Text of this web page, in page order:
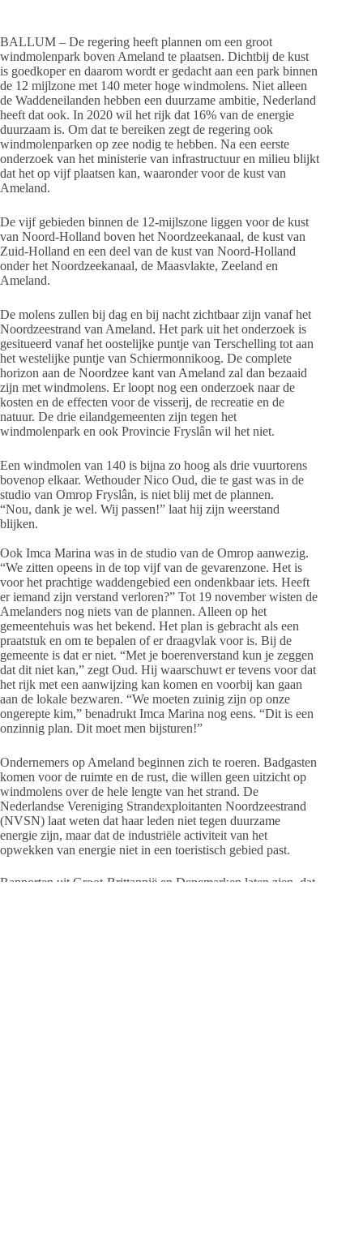
BALLUM – De regering heeft plannen om een groot
windmolenpark boven Ameland te plaatsen. Dichtbij de kust
is goedkoper en daarom wordt er gedacht aan een park binnen
de 12 mijlzone met 140 meter hoge windmolens. Niet alleen
de Waddeneilanden hebben een duurzame ambitie, Nederland
heeft dat ook. In 2020 wil het rijk dat 16% van de energie
duurzaam is. Om dat te bereiken zegt de regering ook
windmolenparken op zee nodig te hebben. Na een eerste
onderzoek van het ministerie van infrastructuur en milieu blijkt
dat het op vijf plaatsen kan, waaronder voor de kust van
Ameland.
De vijf gebieden binnen de 12-mijlszone liggen voor de kust
van Noord-Holland boven het Noordzeekanaal, de kust van
Zuid-Holland en een deel van de kust van Noord-Holland
onder het Noordzeekanaal, de Maasvlakte, Zeeland en
Ameland.
De molens zullen bij dag en bij nacht zichtbaar zijn vanaf het
Noordzeestrand van Ameland. Het park uit het onderzoek is
gesitueerd vanaf het oostelijke puntje van Terschelling tot aan
het westelijke puntje van Schiermonnikoog. De complete
horizon aan de Noordzee kant van Ameland zal dan bezaaid
zijn met windmolens. Er loopt nog een onderzoek naar de
kosten en de effecten voor de visserij, de recreatie en de
natuur. De drie eilandgemeenten zijn tegen het
windmolenpark en ook Provincie Fryslân wil het niet.
Een windmolen van 140 is bijna zo hoog als drie vuurtorens
bovenop elkaar. Wethouder Nico Oud, die te gast was in de
studio van Omrop Fryslân, is niet blij met de plannen.
“Nou, dank je wel. Wij passen!” laat hij zijn weerstand
blijken.
Ook Imca Marina was in de studio van de Omrop aanwezig.
“We zitten opeens in de top vijf van de gevarenzone. Het is
voor het prachtige waddengebied een ondenkbaar iets. Heeft
er iemand zijn verstand verloren?” Tot 19 november wisten de
Amelanders nog niets van de plannen. Alleen op het
gemeentehuis was het bekend. Het plan is gebracht als een
praatstuk en om te bepalen of er draagvlak voor is. Bij de
gemeente is dat er niet. “Met je boerenverstand kun je zeggen
dat dit niet kan,” zegt Oud. Hij waarschuwt er tevens voor dat
het rijk met een aanwijzing kan komen en voorbij kan gaan
aan de lokale bezwaren. “We moeten zuinig zijn op onze
ongerepte kim,” benadrukt Imca Marina nog eens. “Dit is een
onzinnig plan. Dit moet men bijsturen!”
Ondernemers op Ameland beginnen zich te roeren. Badgasten
komen voor de ruimte en de rust, die willen geen uitzicht op
windmolens over de hele lengte van het strand. De
Nederlandse Vereniging Strandexploitanten Noordzeestrand
(NVSN) laat weten dat haar leden niet tegen duurzame
energie zijn, maar dat de industriële activiteit van het
opwekken van energie niet in een toeristisch gebied past.
Rapporten uit Groot-Brittannië en Denemarken laten zien, dat